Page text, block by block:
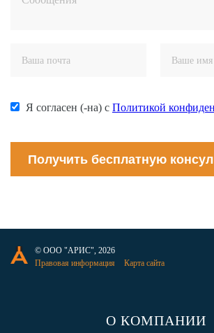
Я согласен (-на) с Политикой
Получить бесплатную
© ООО "АРИС", 2026
Правовая информация
Карта сайта
О КОМПАНИИ